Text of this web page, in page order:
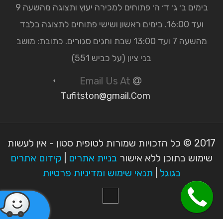
בימים ב׳ ג׳ ד׳ ה׳ פתוחים למכירה יעוץ ותצוגה מהשעה 9
ועד 16:00. בימים ראשון ושישי פתוחים לתצוגה בלבד
מהשעה 7 ועד 13:00 שבת וחגים סגורים. כתובת: מושב
בני ציון (על כביש 551)
Tufitston@gmail.Com
2017 © כל הזכויות שמורות לטופית סטון - אין לעשות
שימוש בתוכן ללא אישור בניית אתרים
קידום אתרים
בגוגל
תנאי שימוש ומדיניות פרטיות